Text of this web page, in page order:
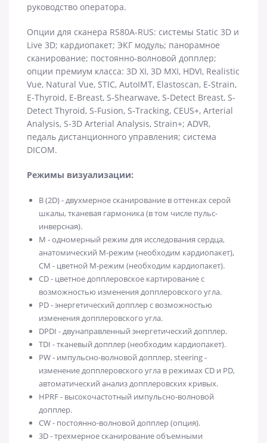
руководство оператора.
Опции для сканера RS80A-RUS: cистемы Static 3D и
Live 3D; кардиопакет; ЭКГ модуль; панорамное
сканирование; постоянно-волновой допплер;
опции премиум класса: 3D XI, 3D MXI, HDVI, Realistic
Vue, Natural Vue, STIC, AutoIMT, Elastoscan, E-Strain,
E-Thyroid, E-Breast, S-Shearwave, S-Detect Breast, S-
Detect Thyroid, S-Fusion, S-Tracking, CEUS+, Arterial
Analysis, S-3D Arterial Analysis, Strain+; ADVR,
педаль дистанционного управления; система
DICOM.
Режимы визуализации:
B (2D) - двухмерное сканирование в оттенках серой
шкалы, тканевая гармоника (в том числе пульс-
инверсная).
M - одномерный режим для исследования сердца,
анатомический М-режим (необходим кардиопакет),
CM - цветной М-режим (необходим кардиопакет).
CD - цветное допплеровское картирование с
возможностью изменения допплеровского угла.
PD - энергетический допплер с возможностью
изменения допплеровского угла.
DPDI - двунаправленный энергетический допплер.
TDI - тканевый допплер (необходим кардиопакет).
PW - импульсно-волновой допплер, steering -
изменение допплеровского угла в режимах CD и PD,
автоматический анализ допплеровских кривых.
HPRF - высокочастотный импульсно-волновой
допплер.
CW - постоянно-волновой допплер (опция).
3D - трехмерное сканирование объемными